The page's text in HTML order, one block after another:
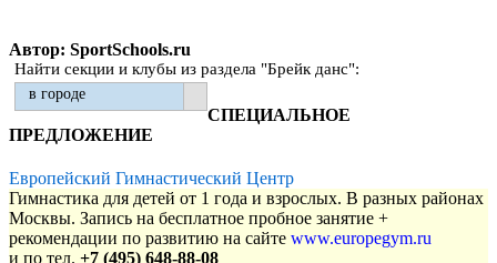
Автор: SportSchools.ru
Найти секции и клубы из раздела "Брейк данс":
в городе
СПЕЦИАЛЬНОЕ
ПРЕДЛОЖЕНИЕ
Европейский Гимнастический Центр
Гимнастика для детей от 1 года и взрослых. В разных районах
Москвы. Запись на бесплатное пробное занятие +
рекомендации по развитию на сайте www.europegym.ru
и по тел. +7 (495) 648-88-08